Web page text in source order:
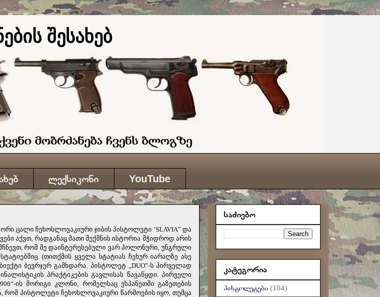
შესახებ
ლექსიკონი YouTube
ცალი ჩეხოსლოვაკიური ჯიბის პისტოლეტი ‘SLAVIA” და
აქვთ, რადგანაც მათი შექმნის ისტორია მჭიდროდ არის
რომ მე დაინტერესებული ვარ პოლონური, უნგრული
(თითქმის ყველა სტატიას ჩეხურ იარაღზე ასე
ბევრჯერ გამხდარა. პისტოლეტ „DUO”-ს პირველად
პრაქტიკების გავლისას წავაწყდი. პირველი
ის მორიგი კლონი, რომელსაც ესპანეთში გაზეთების
რომ პისტოლეტი ჩეხოსლოვაკიური წარმოების იყო, თუმცა
საძიებო
კატეგორია
პისტოლეტები (104)